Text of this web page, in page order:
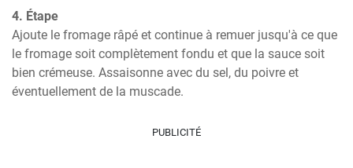
4. Étape
Ajoute le fromage râpé et continue à remuer jusqu'à ce que
le fromage soit complètement fondu et que la sauce soit
bien crémeuse. Assaisonne avec du sel, du poivre et
éventuellement de la muscade.
PUBLICITÉ